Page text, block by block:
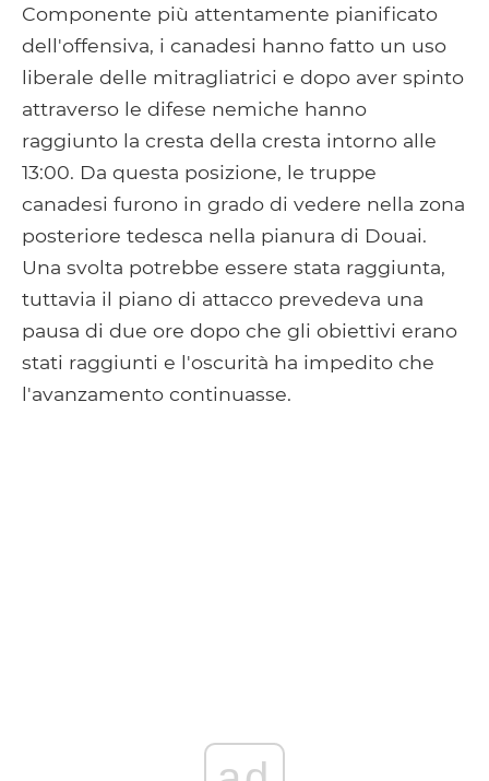
Componente più attentamente pianificato
dell'offensiva, i canadesi hanno fatto un uso
liberale delle mitragliatrici e dopo aver spinto
attraverso le difese nemiche hanno
raggiunto la cresta della cresta intorno alle
13:00. Da questa posizione, le truppe
canadesi furono in grado di vedere nella zona
posteriore tedesca nella pianura di Douai.
Una svolta potrebbe essere stata raggiunta,
tuttavia il piano di attacco prevedeva una
pausa di due ore dopo che gli obiettivi erano
stati raggiunti e l'oscurità ha impedito che
l'avanzamento continuasse.